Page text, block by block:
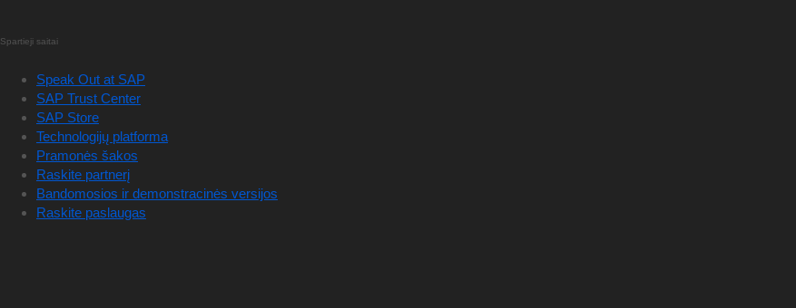
Spartieji saitai
Speak Out at SAP
SAP Trust Center
SAP Store
Technologijų platforma
Pramonės šakos
Raskite partnerį
Bandomosios ir demonstracinės versijos
Raskite paslaugas